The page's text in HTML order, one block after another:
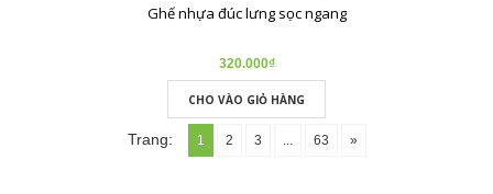
Ghế nhựa đúc lưng sọc ngang
320.000₫
CHO VÀO GIỎ HÀNG
Trang: 1 2 3 ... 63 »